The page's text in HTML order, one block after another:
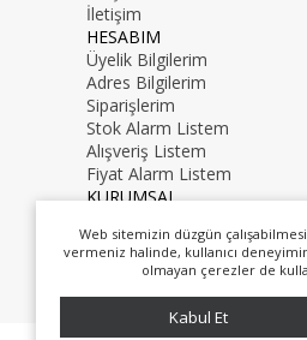
Web sitemizin düzgün
vermeniz halinde, kullanıcı
olmayan çerezler de
Kabul Et
İletişim
HESABIM
Üyelik Bilgilerim
Adres Bilgilerim
Siparişlerim
Stok Alarm Listem
Alışveriş Listem
Fiyat Alarm Listem
KURUMSAL
Hakkımızda
0216 000 00 00